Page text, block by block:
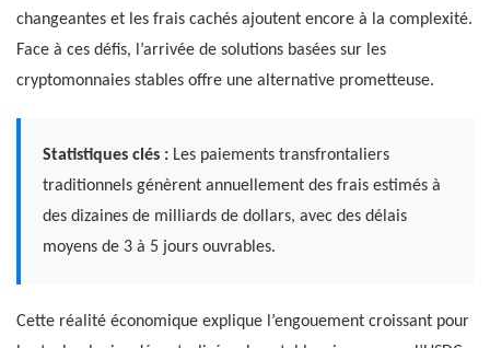
changeantes et les frais cachés ajoutent encore à la complexité.
Face à ces défis, l’arrivée de solutions basées sur les
cryptomonnaies stables offre une alternative prometteuse.
Statistiques clés : Les paiements transfrontaliers
traditionnels génèrent annuellement des frais estimés à
des dizaines de milliards de dollars, avec des délais
moyens de 3 à 5 jours ouvrables.
Cette réalité économique explique l’engouement croissant pour